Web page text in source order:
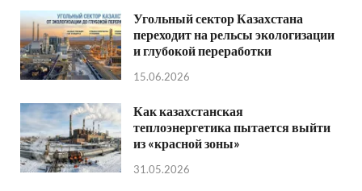
Угольный сектор Казахстана
переходит на рельсы экологизации
и глубокой переработки
15.06.2026
Как казахстанская
теплоэнергетика пытается выйти
из «красной зоны»
31.05.2026